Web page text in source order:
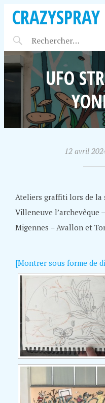
CRAZYSPRAY
UFO
12 avril
Ateliers graffiti lors de la
Villeneuve l’archevêque
Migennes – Avallon et
[Montrer sous forme de